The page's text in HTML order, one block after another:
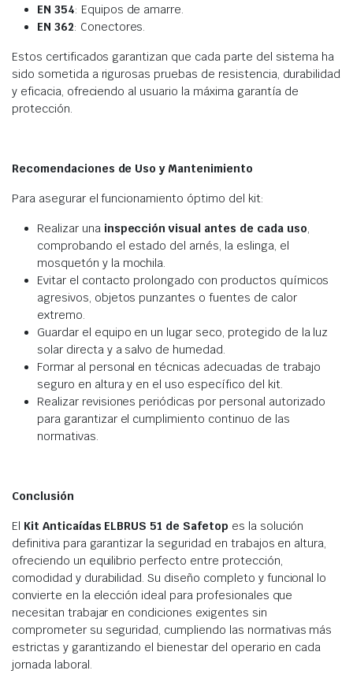
EN 354: Equipos de amarre.
EN 362: Conectores.
Estos certificados garantizan que cada parte del sistema ha
sido sometida a rigurosas pruebas de resistencia, durabilidad
y eficacia, ofreciendo al usuario la máxima garantía de
protección.
Recomendaciones de Uso y Mantenimiento
Para asegurar el funcionamiento óptimo del kit:
Realizar una inspección visual antes de cada uso,
comprobando el estado del arnés, la eslinga, el
mosquetón y la mochila.
Evitar el contacto prolongado con productos químicos
agresivos, objetos punzantes o fuentes de calor
extremo.
Guardar el equipo en un lugar seco, protegido de la luz
solar directa y a salvo de humedad.
Formar al personal en técnicas adecuadas de trabajo
seguro en altura y en el uso específico del kit.
Realizar revisiones periódicas por personal autorizado
para garantizar el cumplimiento continuo de las
normativas.
Conclusión
El Kit Anticaídas ELBRUS 51 de Safetop es la solución
definitiva para garantizar la seguridad en trabajos en altura,
ofreciendo un equilibrio perfecto entre protección,
comodidad y durabilidad. Su diseño completo y funcional lo
convierte en la elección ideal para profesionales que
necesitan trabajar en condiciones exigentes sin
comprometer su seguridad, cumpliendo las normativas más
estrictas y garantizando el bienestar del operario en cada
jornada laboral.